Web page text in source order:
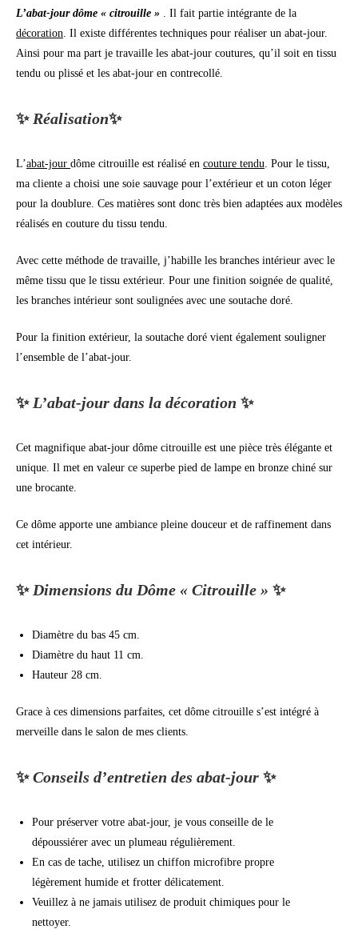
L’abat-jour dôme « citrouille » . Il fait partie intégrante de la
décoration. Il existe différentes techniques pour réaliser un abat-jour.
Ainsi pour ma part je travaille les abat-jour coutures, qu’il soit en tissu
tendu ou plissé et les abat-jour en contrecollé.
✨ Réalisation✨
L’abat-jour dôme citrouille est réalisé en couture tendu. Pour le tissu,
ma cliente a choisi une soie sauvage pour l’extérieur et un coton léger
pour la doublure. Ces matières sont donc très bien adaptées aux modèles
réalisés en couture du tissu tendu.
Avec cette méthode de travaille, j’habille les branches intérieur avec le
même tissu que le tissu extérieur. Pour une finition soignée de qualité,
les branches intérieur sont soulignées avec une soutache doré.
Pour la finition extérieur, la soutache doré vient également souligner
l’ensemble de l’abat-jour.
✨ L’abat-jour dans la décoration ✨
Cet magnifique abat-jour dôme citrouille est une pièce très élégante et
unique. Il met en valeur ce superbe pied de lampe en bronze chiné sur
une brocante.
Ce dôme apporte une ambiance pleine douceur et de raffinement dans
cet intérieur.
✨ Dimensions du Dôme « Citrouille » ✨
Diamètre du bas 45 cm.
Diamètre du haut 11 cm.
Hauteur 28 cm.
Grace à ces dimensions parfaites, cet dôme citrouille s’est intégré à
merveille dans le salon de mes clients.
✨Conseils d’entretien des abat-jour ✨
Pour préserver votre abat-jour, je vous conseille de le
dépoussiérer avec un plumeau régulièrement.
En cas de tache, utilisez un chiffon microfibre propre
légèrement humide et frotter délicatement.
Veuillez à ne jamais utilisez de produit chimiques pour le
nettoyer.